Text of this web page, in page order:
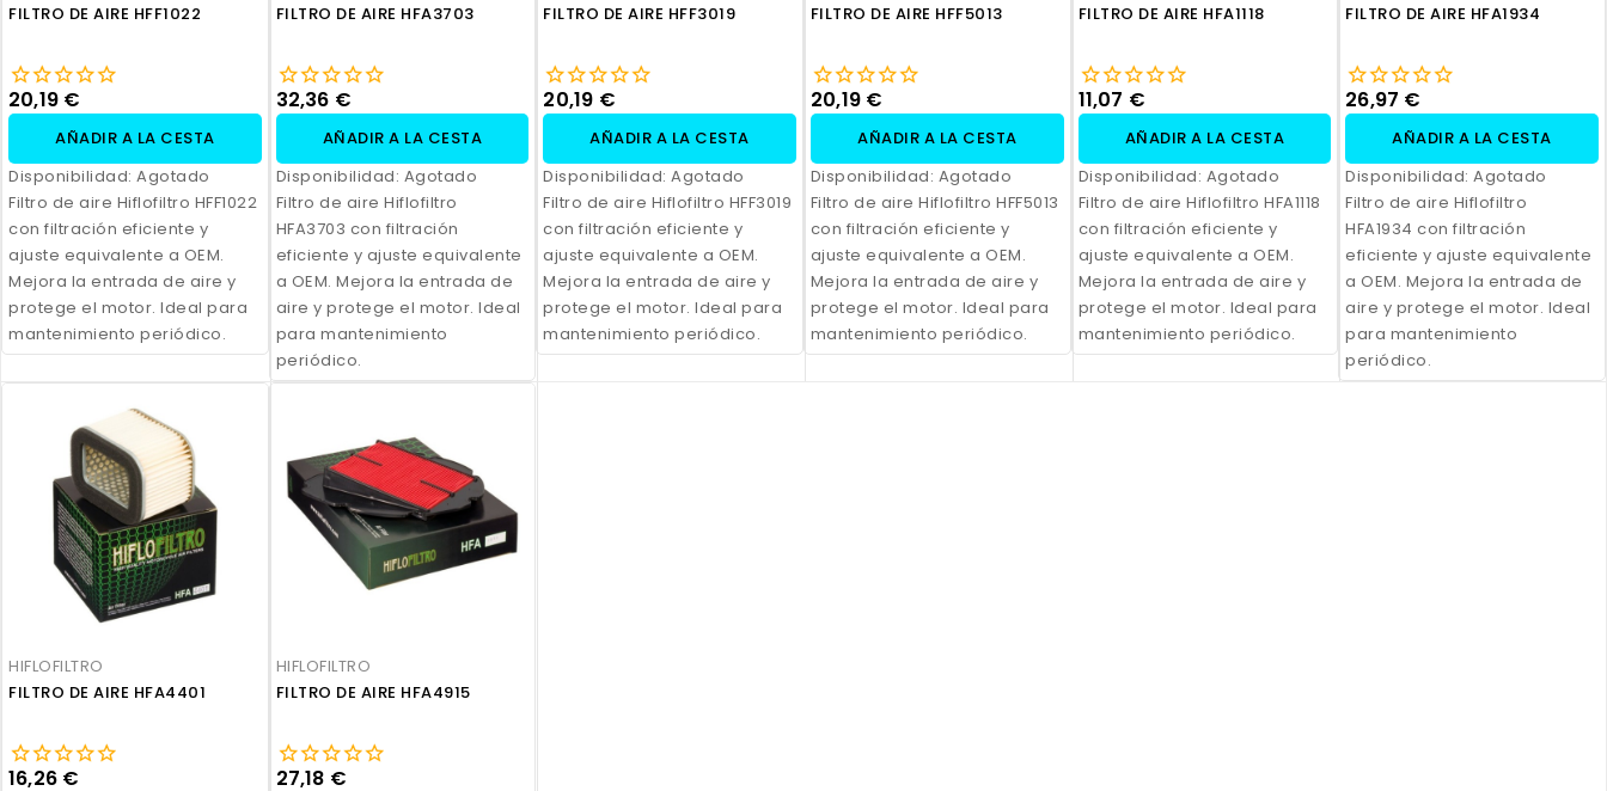
FILTRO DE AIRE HFF1022
20,19 €
AÑADIR A LA CESTA
Disponibilidad: Agotado
Filtro de aire Hiflofiltro HFF1022
con filtración eficiente y
ajuste equivalente a OEM.
Mejora la entrada de aire y
protege el motor. Ideal para
mantenimiento periódico.
FILTRO DE AIRE HFA3703
32,36 €
AÑADIR A LA CESTA
Disponibilidad: Agotado
Filtro de aire Hiflofiltro
HFA3703 con filtración
eficiente y ajuste equivalente
a OEM. Mejora la entrada de
aire y protege el motor. Ideal
para mantenimiento
periódico.
FILTRO DE AIRE HFF3019
20,19 €
AÑADIR A LA CESTA
Disponibilidad:Agotado
Filtro de aire Hiflofiltro HFF3019
con filtración eficiente y
ajuste equivalente a OEM.
Mejora la entrada de aire y
protege el motor. Ideal para
mantenimiento periódico.
FILTRO DE AIRE HFF5013
20,19 €
AÑADIR A LA CESTA
Disponibilidad: Agotado
Filtro de aire Hiflofiltro HFF5013
con filtración eficiente y
ajuste equivalente a OEM.
Mejora la entrada de aire y
protege el motor. Ideal para
mantenimiento periódico.
FILTRO DE AIRE HFA1118
11,07 €
AÑADIR A LA CESTA
Disponibilidad: Agotado
Filtro de aire Hiflofiltro HFA1118
con filtración eficiente y
ajuste equivalente a OEM.
Mejora la entrada de aire y
protege el motor. Ideal para
mantenimiento periódico.
FILTRO DE AIRE HFA1934
26,97 €
AÑADIR A LA CESTA
Disponibilidad:Agotado
Filtro de aire Hiflofiltro
HFA1934 con filtración
eficiente y ajuste equivalente
a OEM. Mejora la entrada de
aire y protege el motor. Ideal
para mantenimiento
periódico.
HIFLOFILTRO
FILTRO DE AIRE HFA4401
16,26 €
HIFLOFILTRO
FILTRO DE AIRE HFA4915
27,18 €